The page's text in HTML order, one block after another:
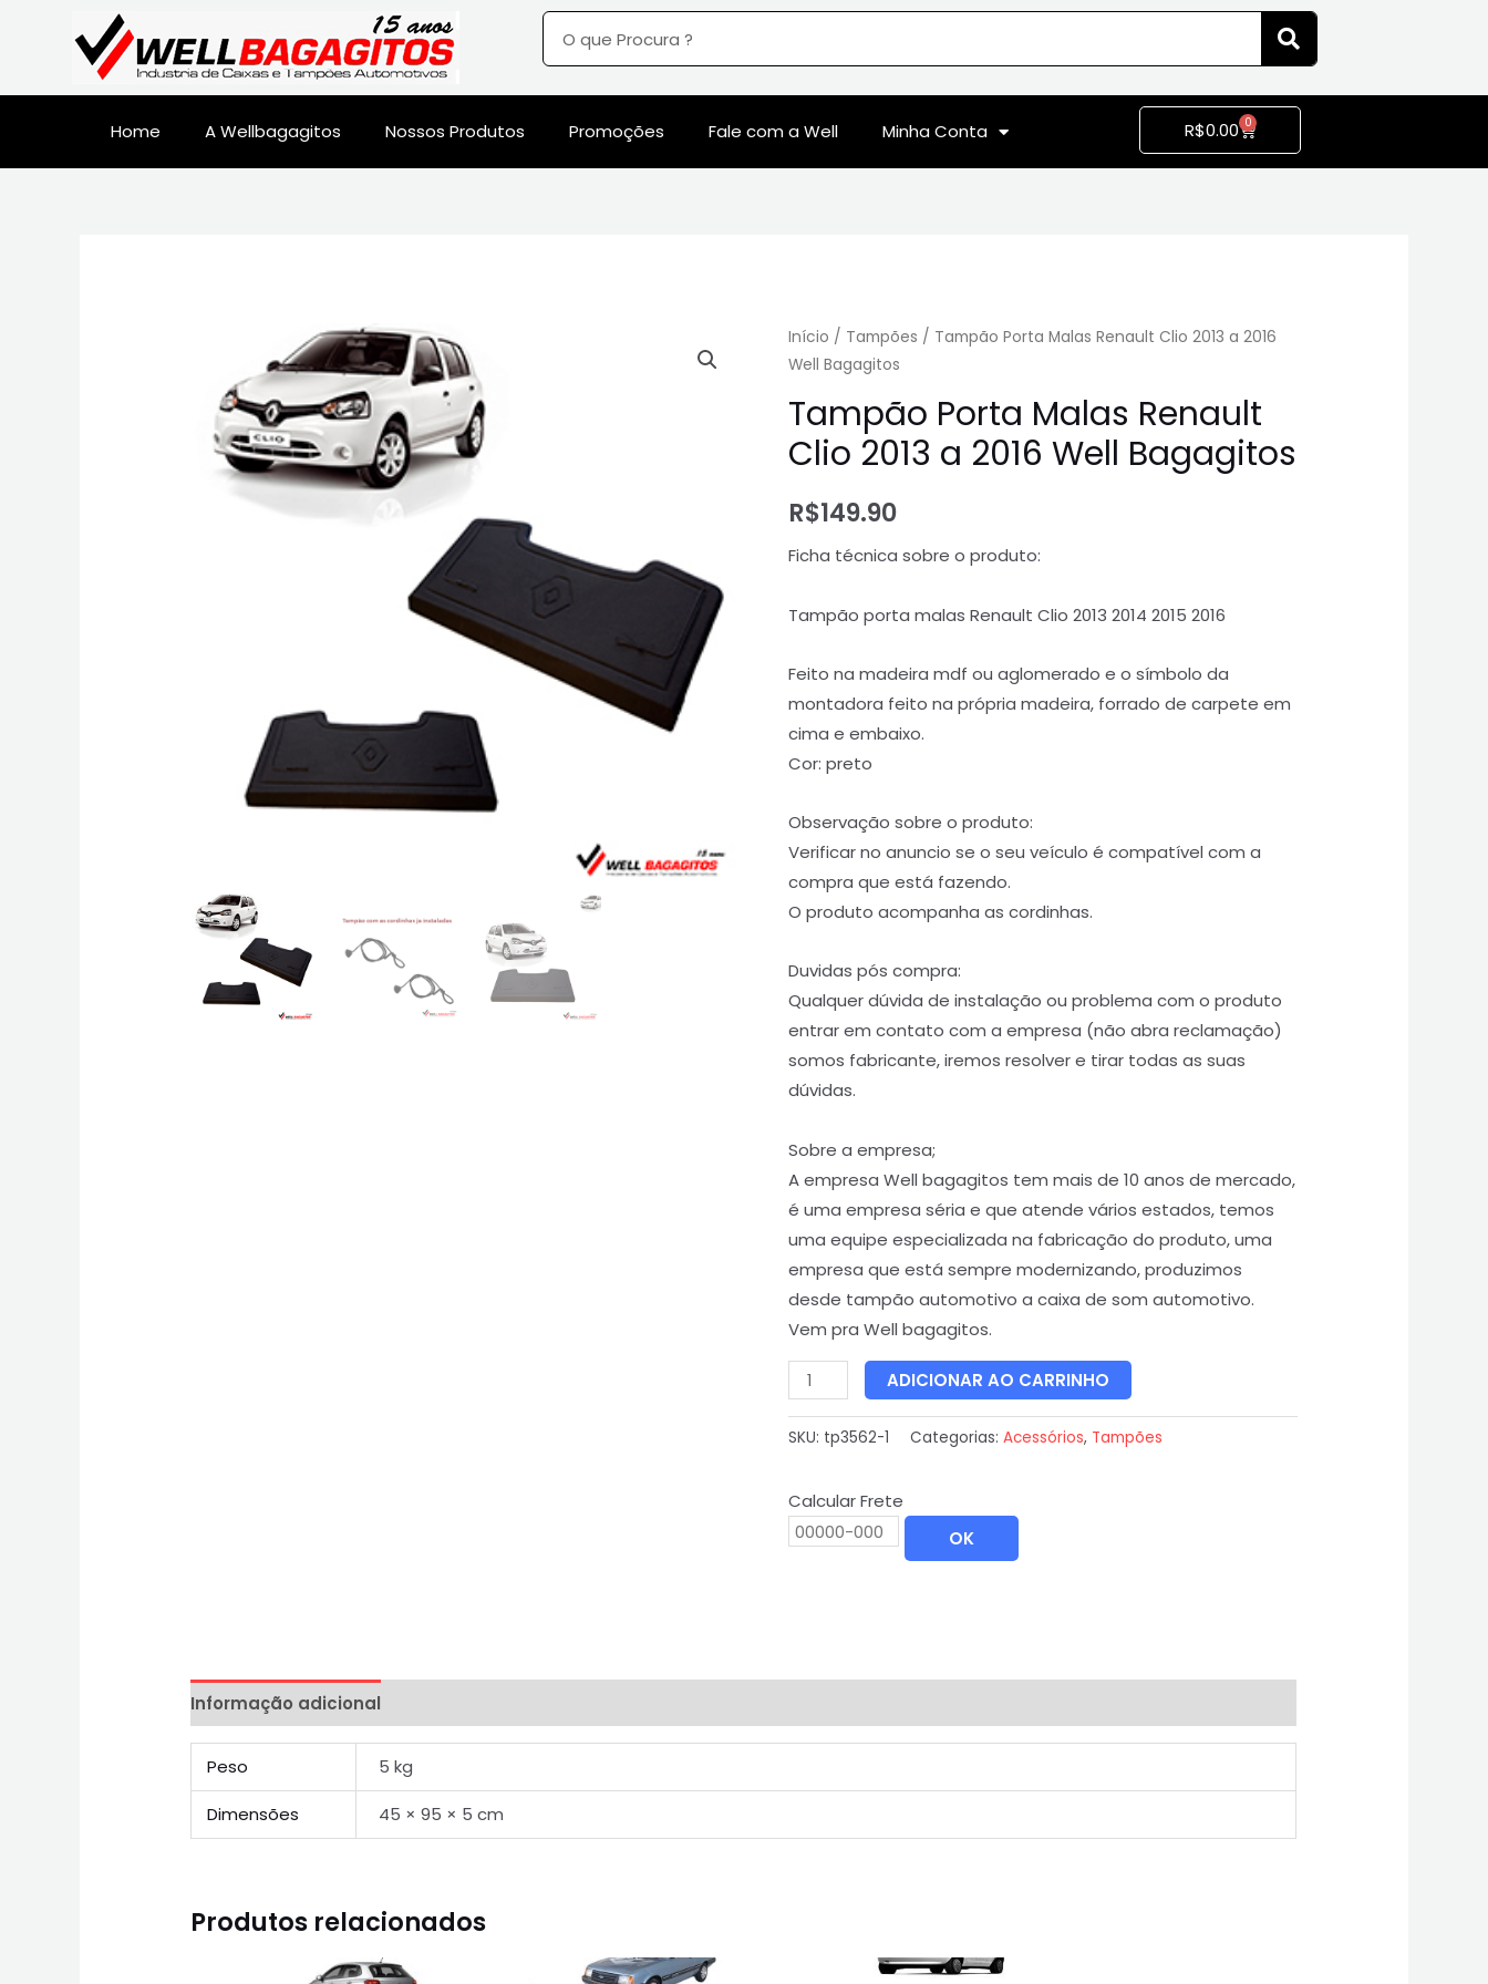
Home A Wellbagagitos Nossos Produtos Promoções Fale com a Well Minha Conta R$0.00 0
Início / Tampões / Tampão Porta Malas Renault Clio 2013 a 2016
Well Bagagitos
Tampão Porta Malas Renault
Clio 2013 a 2016 Well Bagagitos
R$149.90
Ficha técnica sobre o produto:
Tampão porta malas Renault Clio 2013 2014 2015 2016
Feito na madeira mdf ou aglomerado e o símbolo da
montadora feito na própria madeira, forrado de carpete em
cima e embaixo.
Cor: preto
Observação sobre o produto:
Verificar no anuncio se o seu veículo é compatível com a
compra que está fazendo.
O produto acompanha as cordinhas.
Duvidas pós compra:
Qualquer dúvida de instalação ou problema com o produto
entrar em contato com a empresa (não abra reclamação)
somos fabricante, iremos resolver e tirar todas as suas
dúvidas.
Sobre a empresa;
A empresa Well bagagitos tem mais de 10 anos de mercado,
é uma empresa séria e que atende vários estados, temos
uma equipe especializada na fabricação do produto, uma
empresa que está sempre modernizando, produzimos
desde tampão automotivo a caixa de som automotivo.
Vem pra Well bagagitos.
ADICIONAR AO CARRINHO
SKU: tp3562-1 Categorias: Acessórios, Tampões
Calcular Frete
OK
Informação adicional
Peso 5 kg
Dimensões 45 × 95 × 5 cm
Produtos relacionados